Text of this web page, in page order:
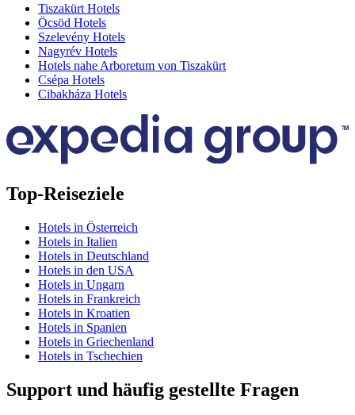
Tiszakürt Hotels
Öcsöd Hotels
Szelevény Hotels
Nagyrév Hotels
Hotels nahe Arboretum von Tiszakürt
Csépa Hotels
Cibakháza Hotels
Top-Reiseziele
Hotels in Österreich
Hotels in Italien
Hotels in Deutschland
Hotels in den USA
Hotels in Ungarn
Hotels in Frankreich
Hotels in Kroatien
Hotels in Spanien
Hotels in Griechenland
Hotels in Tschechien
Support und häufig gestellte Fragen